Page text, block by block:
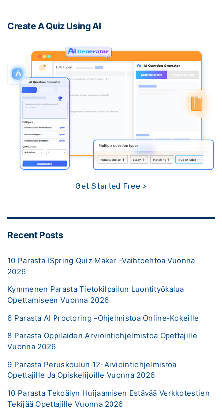
Create A Quiz Using AI
Get Started Free >
Recent Posts
10 Parasta ISpring Quiz Maker -vaihtoehtoa Vuonna
2026
Kymmenen Parasta Tietokilpailun Luontityökalua
Opettamiseen Vuonna 2026
6 Parasta AI Proctoring -ohjelmistoa Online-Kokeille
8 Parasta Oppilaiden Arviointiohjelmistoa Opettajille
Vuonna 2026
9 Parasta Peruskoulun 12-Arviointiohjelmistoa
Opettajille Ja Opiskelijoille Vuonna 2026
10 Parasta Tekoälyn Huijaamisen Estävää Verkkotestien
Tekijää Opettajille Vuonna 2026